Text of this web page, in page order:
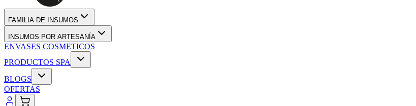
FAMILIA DE INSUMOS
INSUMOS POR ARTESANÍA
ENVASES COSMETICOS
PRODUCTOS SPA
BLOGS
OFERTAS